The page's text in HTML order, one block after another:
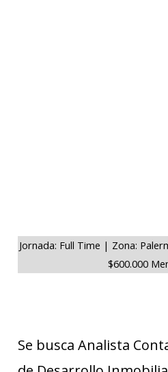
Jornada: Full Time | Zona:
$600.000
Se busca Analista